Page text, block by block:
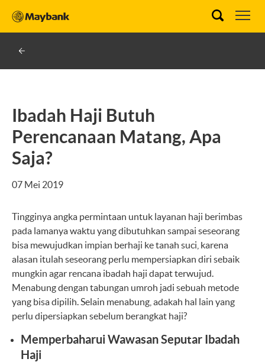
Ibadah Haji Butuh
Perencanaan Matang, Apa
Saja?
07 Mei 2019
Tingginya angka permintaan untuk layanan haji berimbas
pada lamanya waktu yang dibutuhkan sampai seseorang
bisa mewujudkan impian berhaji ke tanah suci, karena
alasan itulah seseorang perlu mempersiapkan diri sebaik
mungkin agar rencana ibadah haji dapat terwujud.
Menabung dengan tabungan umroh jadi sebuah metode
yang bisa dipilih. Selain menabung, adakah hal lain yang
perlu dipersiapkan sebelum berangkat haji?
Memperbaharui Wawasan Seputar Ibadah
Haji